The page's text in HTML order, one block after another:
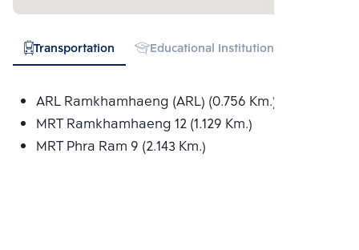
Transportation Educational Institution
ARL Ramkhamhaeng (ARL) (0.756 Km.)
MRT Ramkhamhaeng 12 (1.129 Km.)
MRT Phra Ram 9 (2.143 Km.)